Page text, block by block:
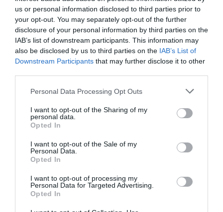
us or personal information disclosed to third parties prior to
your opt-out. You may separately opt-out of the further
disclosure of your personal information by third parties on the
IAB’s list of downstream participants. This information may
also be disclosed by us to third parties on the IAB’s List of
Downstream Participants that may further disclose it to other
Please note that this website/app uses one or more Google
not limited to your visit or usage behaviour. You may click to
grant or deny consent to Google and its third-party tags to
use your data for below specified purposes in below Google
consent section.
Personal Data Processing Opt Outs
I want to opt-out of the Sharing of my
personal data.
Opted In
I want to opt-out of the Sale of my
Personal Data.
Opted In
I want to opt-out of processing my
Personal Data for Targeted Advertising.
Opted In
OUT OF STOCK
A LEGJOBB RENDŐR
Értékelés:
3.500Ft
OUT OF STOCK
A LEGJOBB SPORTOLÓ